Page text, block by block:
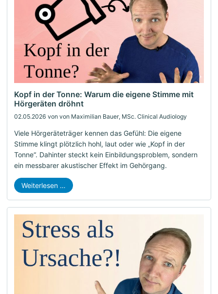
02.05.2026 von von Maximilian Bauer, MSc. Clinical Audiology
Kopf in der Tonne: Warum die eigene Stimme mit
Hörgeräten dröhnt
Viele Hörgeräteträger kennen das Gefühl: Die eigene
Stimme klingt plötzlich hohl, laut oder wie „Kopf in der
Tonne“. Dahinter steckt kein Einbildungsproblem, sondern
ein messbarer akustischer Effekt im Gehörgang.
Weiterlesen …